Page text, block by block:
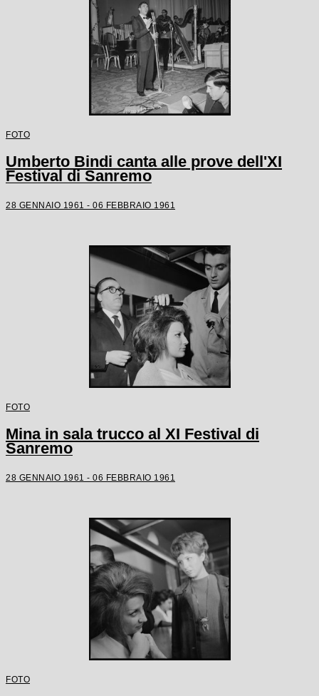
FOTO
Umberto Bindi canta alle prove dell'XI
Festival di Sanremo
28 GENNAIO 1961 - 06 FEBBRAIO 1961
FOTO
Mina in sala trucco al XI Festival di
Sanremo
28 GENNAIO 1961 - 06 FEBBRAIO 1961
FOTO